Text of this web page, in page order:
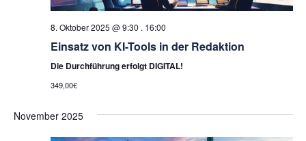
8. Oktober 2025 @ 9:30 . 16:00
Einsatz von KI-Tools in der Redaktion
Die Durchführung erfolgt DIGITAL!
349,00€
November 2025